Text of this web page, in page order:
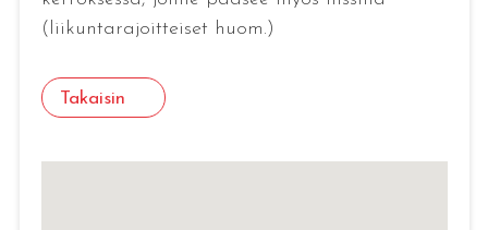
(liikuntarajoitteiset huom.)
Takaisin